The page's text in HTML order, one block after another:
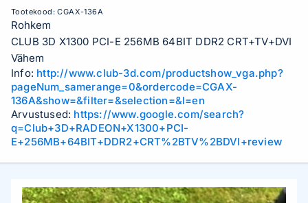
Tootekood:CGAX-136A
Rohkem
CLUB 3D X1300 PCI-E 256MB 64BIT DDR2 CRT+TV+DVI
Vähem
Info: http://www.club-3d.com/productshow_vga.php?
pageNum_samerange=0&ordercode=CGAX-
136A&show=&filter=&selection=&l=en
Arvustused: https://www.google.com/search?
q=Club+3D+RADEON+X1300+PCI-
E+256MB+64BIT+DDR2+CRT%2BTV%2BDVI+review